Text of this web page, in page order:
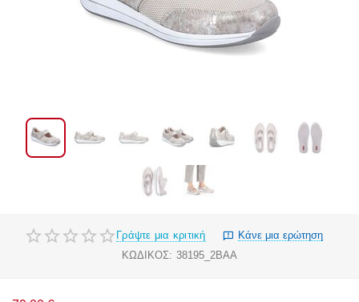
Γράψτε μια κριτική
Κάνε μια ερώτηση
ΚΩΔΙΚΟΣ: 38195_2BAA